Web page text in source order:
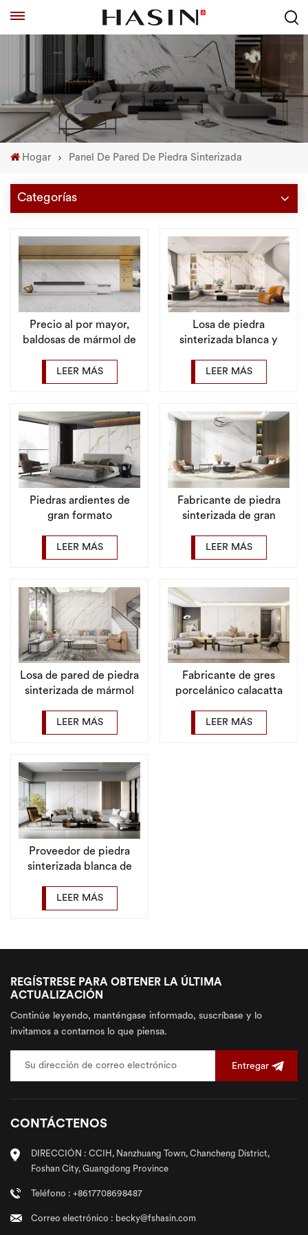
Hogar Panel De Pared De Piedra Sinterizada
Categorías
Precio al por mayor,
baldosas de mármol de
sinterizada de
900x2600mm para
LEER MÁS
Losa de piedra
sinterizada blanca y
fábrica para la pared del
vestíbulo del hotel
LEER MÁS
Piedras ardientes de
gran formato
de fábrica para
dormitorio
LEER MÁS
Fabricante de piedra
sinterizada de gran
azulejo de porcelana
grande para sala de
LEER MÁS
Losa de pared de piedra
sinterizada de mármol
porcelánico de gran
tamaño 1200x2700
LEER MÁS
Fabricante de gres
porcelánico calacatta
piedra sinterizada
blanca
LEER MÁS
Proveedor de piedra
sinterizada blanca de
mm, losa de porcelana
de gran tamaño para
LEER MÁS
REGÍSTRESE PARA OBTENER LA ÚLTIMA
ACTUALIZACIÓN
Continúe leyendo, manténgase informado, suscríbase y lo
invitamos a contarnos lo que piensa.
Entregar
CONTÁCTENOS
DIRECCIÓN : CCIH, Nanzhuang Town, Chancheng District,
Foshan City, Guangdong Province
Teléfono : +8617708698487
Correo electrónico : becky@fshasin.com